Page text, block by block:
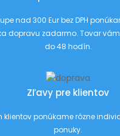
nad 300 Eur bez DPH
dopravu zadarmo. Tovar
do 48 hodín.
Zľavy pre klientov
klientov ponúkame rôzne
ponuky.